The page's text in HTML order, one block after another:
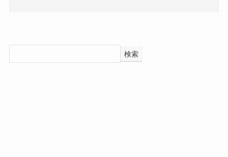
検索